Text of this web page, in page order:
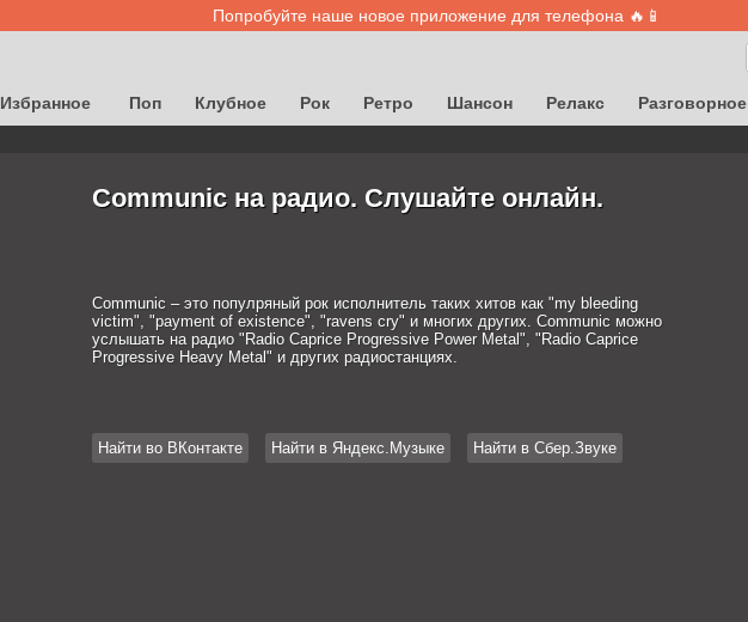
Попробуйте наше новое приложение для телефона 🔥📱
Избранное Поп Клубное Рок Ретро Шансон Релакс Разговорное
Communic на радио. Слушайте онлайн.
Communic – это популряный рок исполнитель таких хитов как "my bleeding
victim", "payment of existence", "ravens cry" и многих других. Communic можно
услышать на радио "Radio Caprice Progressive Power Metal", "Radio Caprice
Progressive Heavy Metal" и других радиостанциях.
Найти во ВКонтакте Найти в Яндекс.Музыке Найти в Сбер.Звуке